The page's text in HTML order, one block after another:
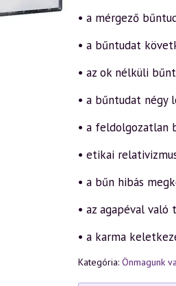
(2008.12.13.)
mennyiség
• a mérgező
• a bűntudat
• az ok nélküli
• a bűntudat négy
• a feldolgozatlan
• etikai
• a bűn hibás
• az agapéval való
• a karma
Kategória: Önmagunk